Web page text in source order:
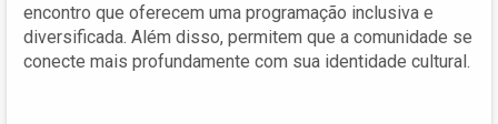
encontro que oferecem uma programação inclusiva e
diversificada. Além disso, permitem que a comunidade se
conecte mais profundamente com sua identidade cultural.